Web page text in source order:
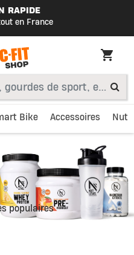
RAPIDE
en France
Bike Accessoires
populaires